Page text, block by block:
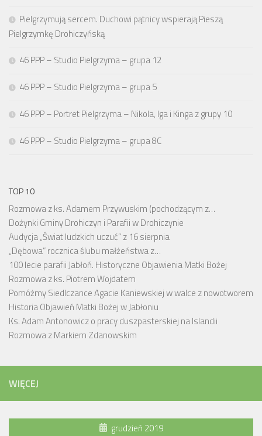
Pielgrzymują sercem. Duchowi pątnicy wspierają Pieszą
Pielgrzymkę Drohiczyńską
46 PPP – Studio Pielgrzyma – grupa 12
46 PPP – Studio Pielgrzyma – grupa 5
46 PPP – Portret Pielgrzyma – Nikola, Iga i Kinga z grupy 10
46 PPP – Studio Pielgrzyma – grupa 8C
TOP 10
Rozmowa z ks. Adamem Przywuskim (pochodzącym z…
Dożynki Gminy Drohiczyn i Parafii w Drohiczynie
Audycja „Świat ludzkich uczuć” z 16 sierpnia
„Dębowa” rocznica ślubu małżeństwa z…
100 lecie parafii Jabłoń. Historyczne Objawienia Matki Bożej
Rozmowa z ks. Piotrem Wojdatem
Pomóżmy Siedlczance Agacie Kaniewskiej w walce z nowotworem
Historia Objawień Matki Bożej w Jabłoniu
Ks. Adam Antonowicz o pracy duszpasterskiej na Islandii
Rozmowa z Markiem Zdanowskim
WIĘCEJ
grudzień 2019